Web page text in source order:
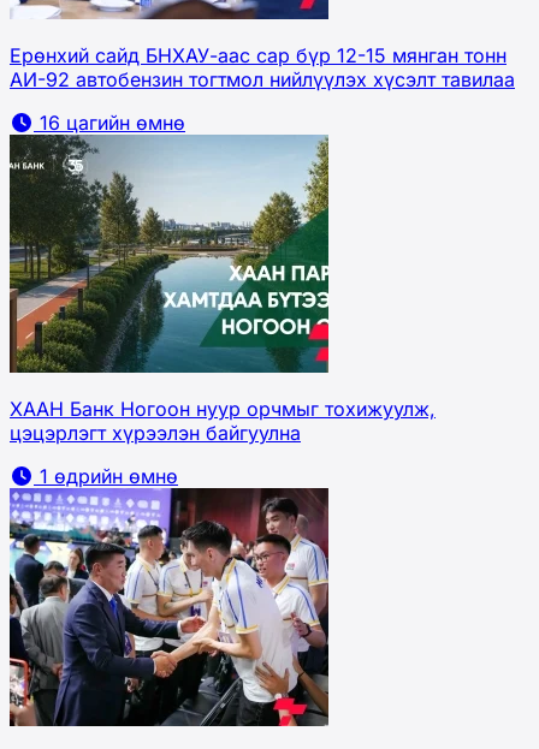
Ерөнхий сайд БНХАУ-аас сар бүр 12-15 мянган тонн
АИ-92 автобензин тогтмол нийлүүлэх хүсэлт тавилаа
16 цагийн өмнө
ХААН Банк Ногоон нуур орчмыг тохижуулж,
цэцэрлэгт хүрээлэн байгуулна
1 өдрийн өмнө